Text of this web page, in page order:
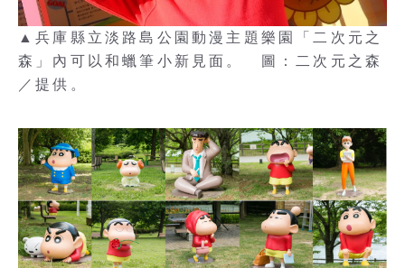
▲兵庫縣立淡路島公園動漫主題樂園「二次元之
森」內可以和蠟筆小新見面。 圖：二次元之森
／提供。